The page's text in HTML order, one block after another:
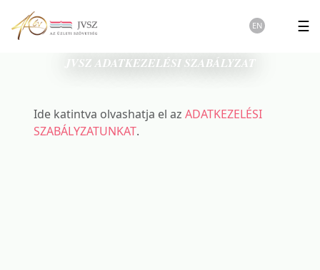
☰
EN
JVSZ ADATKEZELÉSI SZABÁLYZAT
Ide katintva olvashatja el az ADATKEZELÉSI
SZABÁLYZATUNKAT.